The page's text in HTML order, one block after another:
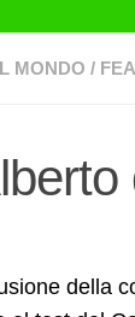
MONDO /
della